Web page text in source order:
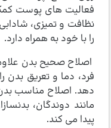
فعالیت های پوست
نظافت و تمیزی،
را با خود به همراه دارد.
اصلاح صحیح بدن
فرد، دما و تعریق
دهد. اصلاح مناسب
مانند دوندگان،
پیدا می کند.